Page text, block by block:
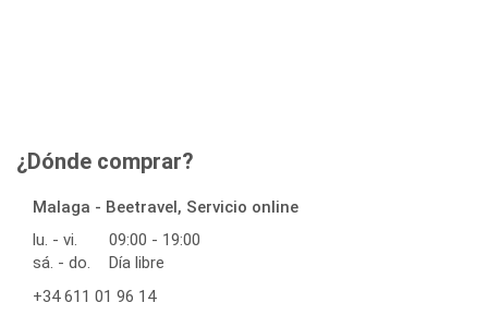
¿Dónde comprar?
Malaga - Beetravel, Servicio online
lu. - vi.
09:00 - 19:00
sá. - do.
Día libre
+34 611 01 96 14